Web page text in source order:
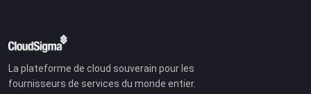
La plateforme de cloud souverain pour les
fournisseurs de services du monde entier.